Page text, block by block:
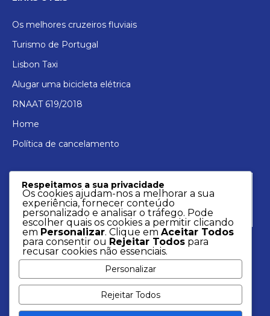
Os melhores cruzeiros fluviais
Turismo de Portugal
Lisbon Taxi
Alugar uma bicicleta elétrica
RNAAT 619/2018
Home
Política de cancelamento
2022 © Rent a Boat.Resolução de conflitos de consumo
Respeitamos a sua privacidade
Os cookies ajudam-nos a melhorar a sua
experiência, fornecer conteúdo
personalizado e analisar o tráfego. Pode
escolher quais os cookies a permitir clicando
em Personalizar. Clique em Aceitar Todos
para consentir ou Rejeitar Todos para
recusar cookies não essenciais.
Personalizar
Rejeitar Todos